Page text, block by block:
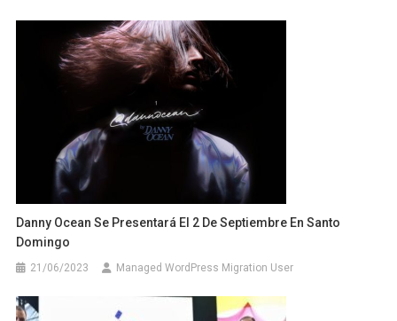
Danny Ocean Se Presentará El 2 De Septiembre En Santo
Domingo
21/06/2023 Managed WordPress Migration User